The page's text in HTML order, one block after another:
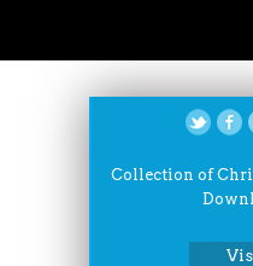
Collection of